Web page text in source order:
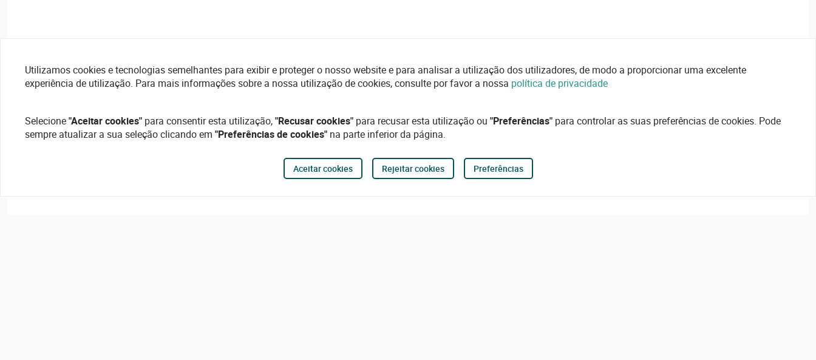
Utilizamos cookies e tecnologias semelhantes para exibir e proteger o nosso website e para analisar a utilização dos utilizadores, de modo a proporcionar uma excelente
experiência de utilização. Para mais informações sobre a nossa utilização de cookies, consulte por favor a nossa política de privacidade
Selecione"Aceitar cookies" para consentir esta utilização,"Recusar cookies" para recusar esta utilização ou "Preferências" para controlar as suas preferências de cookies. Pode
sempre atualizar a sua seleção clicando em "Preferências de cookies" na parte inferior da página.
Aceitar cookies Rejeitar cookies Preferências